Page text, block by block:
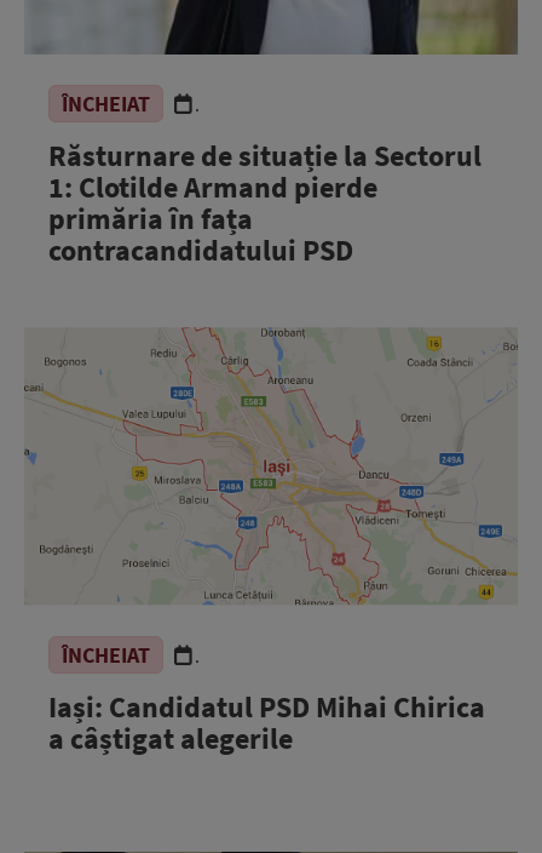
ÎNCHEIAT .
Răsturnare de situație la Sectorul
1: Clotilde Armand pierde
primăria în fața
contracandidatului PSD
ÎNCHEIAT .
Iași: Candidatul PSD Mihai Chirica
a câștigat alegerile